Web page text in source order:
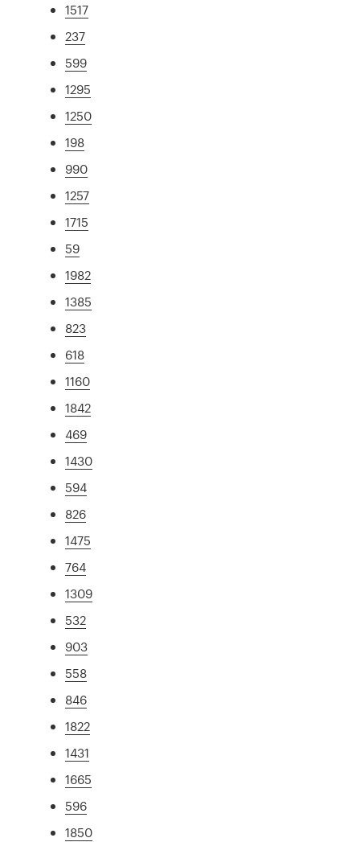
1517
237
599
1295
1250
198
990
1257
1715
59
1982
1385
823
618
1160
1842
469
1430
594
826
1475
764
1309
532
903
558
846
1822
1431
1665
596
1850